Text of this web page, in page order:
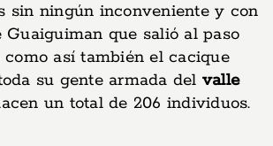
sin ningún inconveniente y con
que salió al paso
como así también el cacique
su gente armada del valle
un total de 206 individuos.